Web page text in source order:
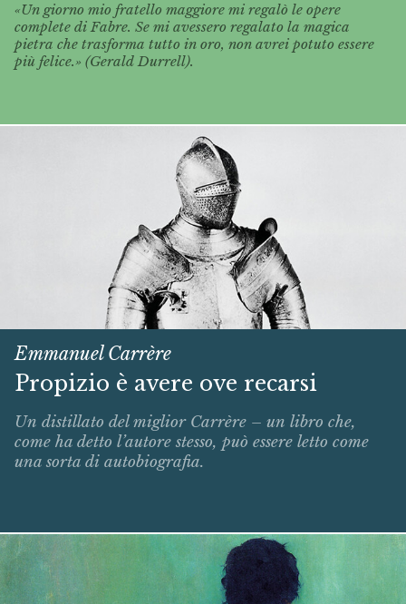
«Un giorno mio fratello maggiore mi regalò le opere
complete di Fabre. Se mi avessero regalato la magica
pietra che trasforma tutto in oro, non avrei potuto essere
più felice.» (Gerald Durrell).
Emmanuel Carrère
Propizio è avere ove recarsi
Un distillato del miglior Carrère – un libro che,
come ha detto l’autore stesso, può essere letto come
una sorta di autobiografia.